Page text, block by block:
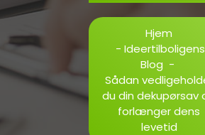
Hjem
- Ideertilboligens
Blog -
Sådan
du din dekupørsav
forlænger dens
levetid